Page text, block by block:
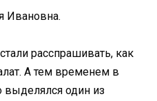
Ивановна.
расспрашивать, как
А тем временем в
выделялся один из